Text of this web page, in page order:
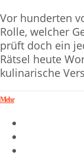
Vor hunderten
Rolle, welcher
prüft doch ein
Rätsel heute
kulinarische
Mehr